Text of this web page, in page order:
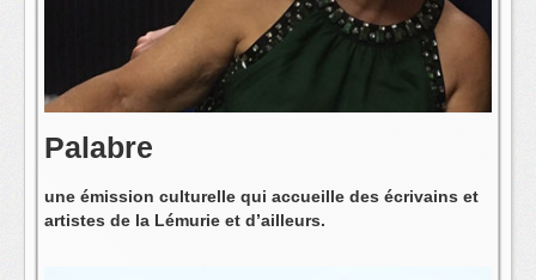
Palabre
une émission culturelle qui accueille des écrivains et
artistes de la Lémurie et d’ailleurs.